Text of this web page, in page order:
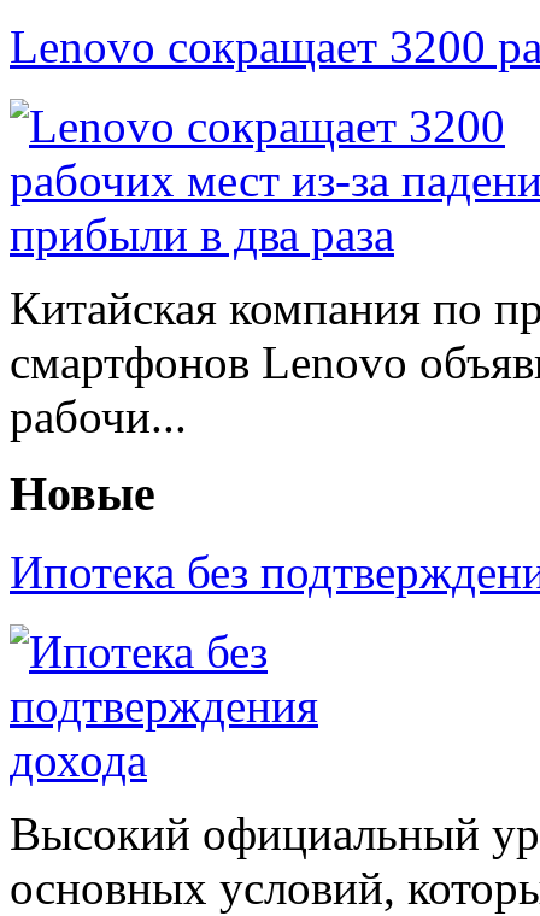
Lenovo сокращает 3200
Китайская компания по
смартфонов Lenovo
рабочи...
Новые
Ипотека без
Высокий официальный
основных условий,